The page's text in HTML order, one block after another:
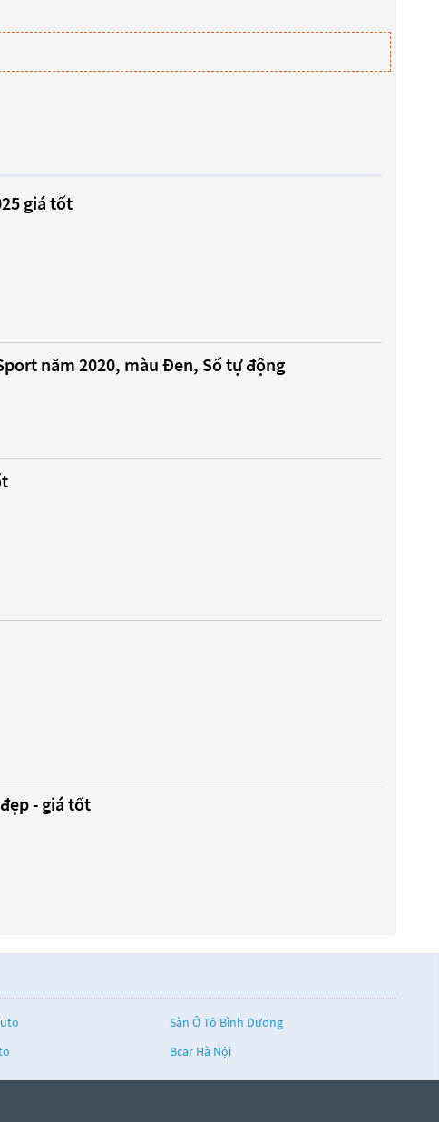
giá tốt
năm 2020, màu Đen, Số tự động
- giá tốt
Sàn Ô Tô Bình Dương
Bcar Hà Nội